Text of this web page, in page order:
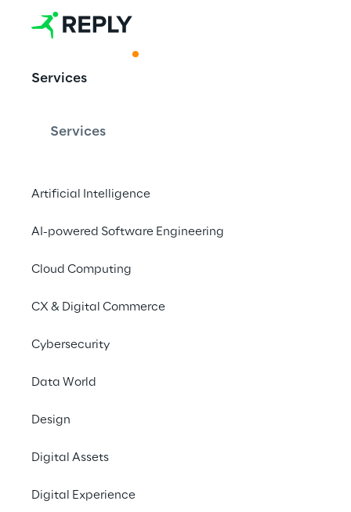
Services
Services
Artificial Intelligence
AI-powered Software Engineering
Cloud Computing
CX & Digital Commerce
Cybersecurity
Data World
Design
Digital Assets
Digital Experience
Leader
adattive e
Il
Il mondo delle
soprattutto nel
in cui le